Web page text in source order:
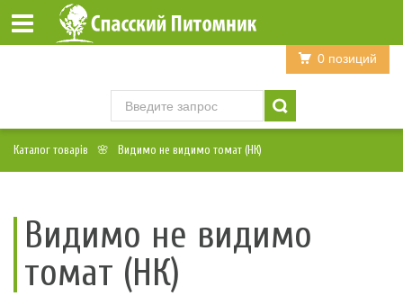
Войти Регистрация
0 позиций
Каталог товарів Видимо не видимо томат (НК)
Видимо не видимо
томат (НК)